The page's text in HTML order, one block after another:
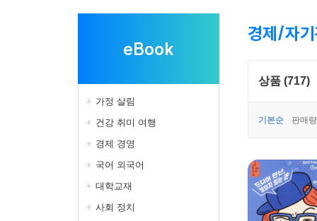
eBook
가정 살림
건강 취미 여행
경제 경영
국어 외국어
대학교재
사회 정치
경제/자
상품 (717)
기본순 판매